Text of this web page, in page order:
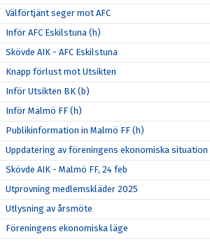
Välförtjänt seger mot AFC
Inför AFC Eskilstuna (h)
Skövde AIK - AFC Eskilstuna
Knapp förlust mot Utsikten
Inför Utsikten BK (b)
Inför Malmö FF (h)
Publikinformation in Malmö FF (h)
Uppdatering av föreningens ekonomiska situation
Skövde AIK - Malmö FF, 24 feb
Utprovning medlemskläder 2025
Utlysning av årsmöte
Föreningens ekonomiska läge